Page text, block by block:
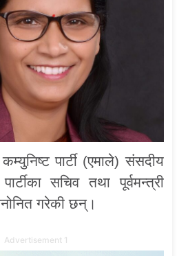
पार्टी (एमाले) संसदीय
सचिव तथा पूर्वमन्त्री
गरेकी छन्।
Advertisement 1